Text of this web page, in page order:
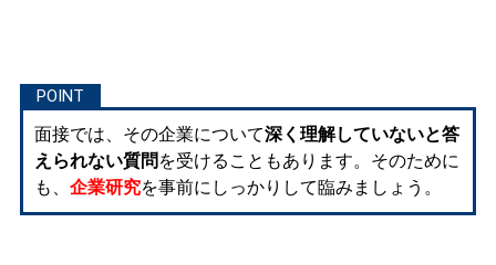
面接では、その企業について深く理解していないと答
えられない質問 を受けることもあります。そのために
も、 企業研究を事前にしっかりして臨みましょう。